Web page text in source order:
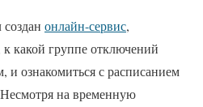
онлайн-сервис,
какой группе отключений
и ознакомиться с расписанием
на временную